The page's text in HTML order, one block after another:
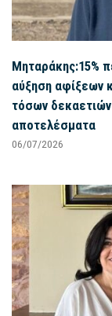
Μηταράκης:15%
αύξηση αφίξεων
τόσων
αποτελέσματα
06/07/2026